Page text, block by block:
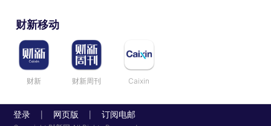
财新移动
财新 财新周刊 Caixin
登录 网页版 订阅电邮